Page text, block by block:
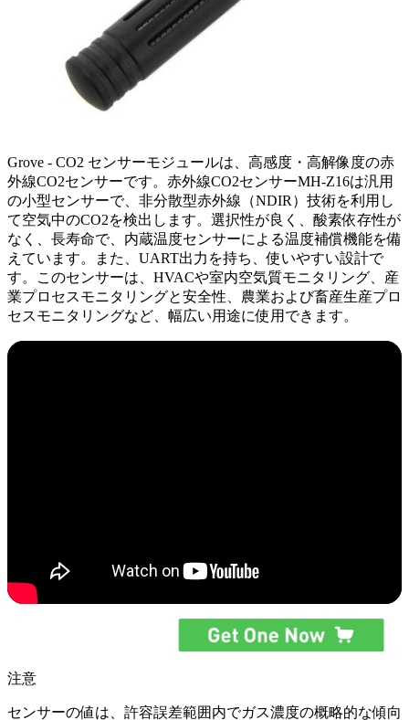
Grove - CO2 センサーモジュールは、高感度・高解像度の赤
外線CO2センサーです。赤外線CO2センサーMH-Z16は汎用
の小型センサーで、非分散型赤外線（NDIR）技術を利用し
て空気中のCO2を検出します。選択性が良く、酸素依存性が
なく、長寿命で、内蔵温度センサーによる温度補償機能を備
えています。また、UART出力を持ち、使いやすい設計で
す。このセンサーは、HVACや室内空気質モニタリング、産
業プロセスモニタリングと安全性、農業および畜産生産プロ
セスモニタリングなど、幅広い用途に使用できます。
注意
センサーの値は、許容誤差範囲内でガス濃度の概略的な傾向